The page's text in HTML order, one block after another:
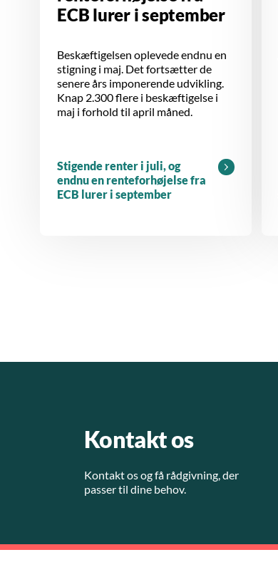
ECB lurer i september
Beskæftigelsen oplevede endnu en
stigning i maj. Det fortsætter de
senere års imponerende udvikling.
Knap 2.300 flere i beskæftigelse i
maj i forhold til april måned.
Stigende renter i juli, og
endnu en renteforhøjelse fra
ECB lurer i september
Kontakt os
Kontakt os og få rådgivning, der
passer til dine behov.